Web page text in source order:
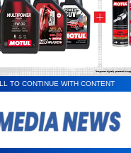
TO CONTINUE WITH CONTENT